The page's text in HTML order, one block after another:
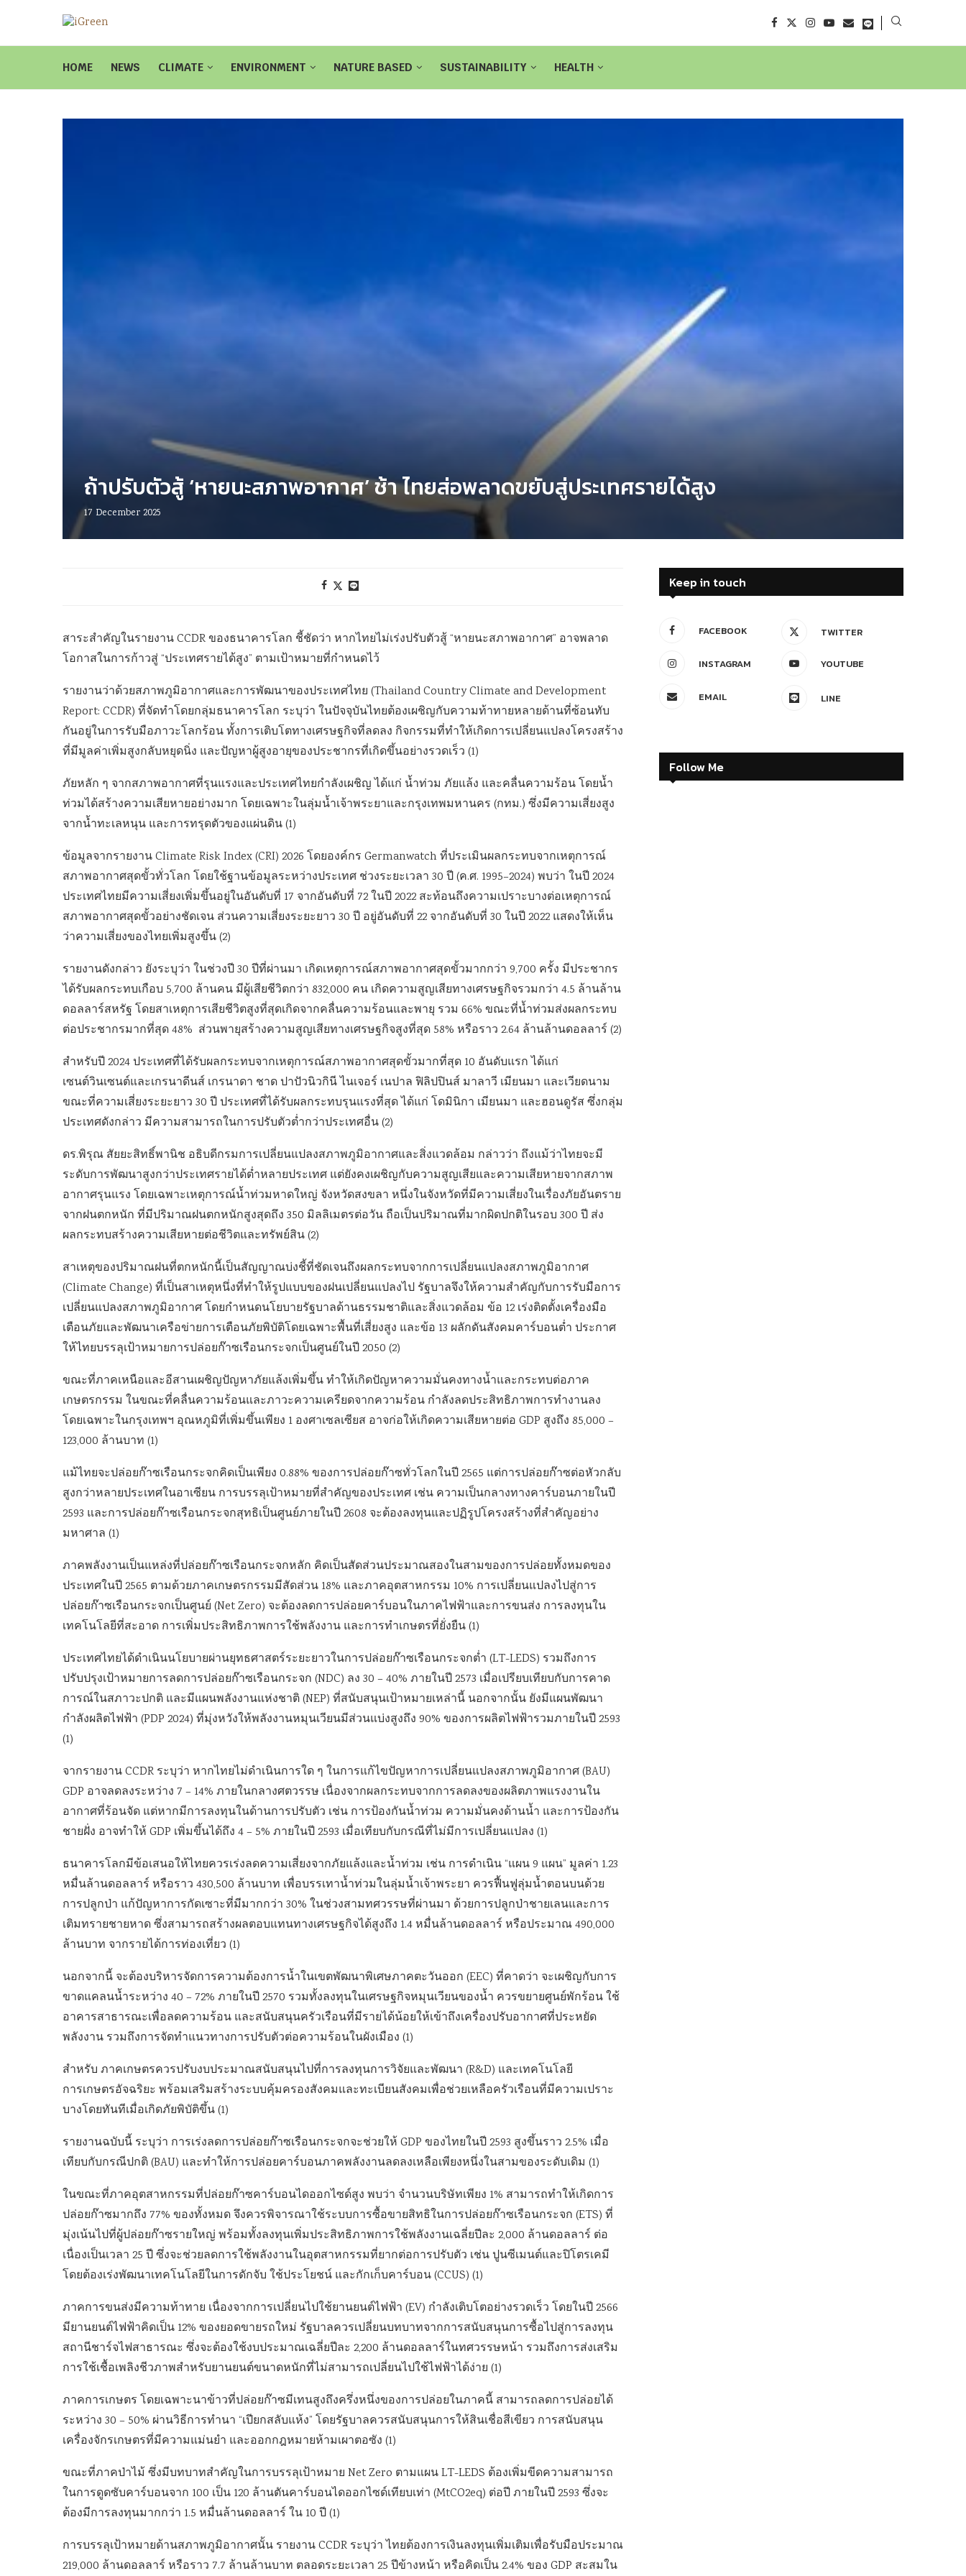
HOME NEWS CLIMATE ENVIRONMENT NATURE BASED SUSTAINABILITY HEALTH
ถ้าปรับตัวสู้ ‘หายนะสภาพอากาศ’ ช้า ไทยส่อพลาดขยับสู่ประเทศรายได้สูง
17 December 2025
สาระสำคัญในรายงาน CCDR ของธนาคารโลก ชี้ชัดว่า หากไทยไม่เร่งปรับตัวสู้ “หายนะสภาพอากาศ” อาจพลาด
โอกาสในการก้าวสู่ “ประเทศรายได้สูง” ตามเป้าหมายที่กำหนดไว้
รายงานว่าด้วยสภาพภูมิอากาศและการพัฒนาของประเทศไทย (Thailand Country Climate and Development
Report: CCDR) ที่จัดทำโดยกลุ่มธนาคารโลก ระบุว่า ในปัจจุบันไทยต้องเผชิญกับความท้าทายหลายด้านที่ซ้อนทับ
กันอยู่ในการรับมือภาวะโลกร้อน ทั้งการเติบโตทางเศรษฐกิจที่ลดลง กิจกรรมที่ทำให้เกิดการเปลี่ยนแปลงโครงสร้าง
ที่มีมูลค่าเพิ่มสูงกลับหยุดนิ่ง และปัญหาผู้สูงอายุของประชากรที่เกิดขึ้นอย่างรวดเร็ว (1)
ภัยหลัก ๆ จากสภาพอากาศที่รุนแรงและประเทศไทยกำลังเผชิญ ได้แก่ น้ำท่วม ภัยแล้ง และคลื่นความร้อน โดยน้ำ
ท่วมได้สร้างความเสียหายอย่างมาก โดยเฉพาะในลุ่มน้ำเจ้าพระยาและกรุงเทพมหานคร (กทม.) ซึ่งมีความเสี่ยงสูง
จากน้ำทะเลหนุน และการทรุดตัวของแผ่นดิน (1)
ข้อมูลจากรายงาน Climate Risk Index (CRI) 2026 โดยองค์กร Germanwatch ที่ประเมินผลกระทบจากเหตุการณ์
สภาพอากาศสุดขั้วทั่วโลก โดยใช้ฐานข้อมูลระหว่างประเทศ ช่วงระยะเวลา 30 ปี (ค.ศ. 1995–2024) พบว่า ในปี 2024
ประเทศไทยมีความเสี่ยงเพิ่มขึ้นอยู่ในอันดับที่ 17 จากอันดับที่ 72 ในปี 2022 สะท้อนถึงความเปราะบางต่อเหตุการณ์
สภาพอากาศสุดขั้วอย่างชัดเจน ส่วนความเสี่ยงระยะยาว 30 ปี อยู่อันดับที่ 22 จากอันดับที่ 30 ในปี 2022 แสดงให้เห็น
ว่าความเสี่ยงของไทยเพิ่มสูงขึ้น (2)
รายงานดังกล่าว ยังระบุว่า ในช่วงปี 30 ปีที่ผ่านมา เกิดเหตุการณ์สภาพอากาศสุดขั้วมากกว่า 9,700 ครั้ง มีประชากร
ได้รับผลกระทบเกือบ 5,700 ล้านคน มีผู้เสียชีวิตกว่า 832,000 คน เกิดความสูญเสียทางเศรษฐกิจรวมกว่า 4.5 ล้านล้าน
ดอลลาร์สหรัฐ โดยสาเหตุการเสียชีวิตสูงที่สุดเกิดจากคลื่นความร้อนและพายุ รวม 66% ขณะที่น้ำท่วมส่งผลกระทบ
ต่อประชากรมากที่สุด 48% ส่วนพายุสร้างความสูญเสียทางเศรษฐกิจสูงที่สุด 58% หรือราว 2.64 ล้านล้านดอลลาร์ (2)
สำหรับปี 2024 ประเทศที่ได้รับผลกระทบจากเหตุการณ์สภาพอากาศสุดขั้วมากที่สุด 10 อันดับแรก ได้แก่
เซนต์วินเซนต์และเกรนาดีนส์ เกรนาดา ชาด ปาปัวนิวกินี ไนเจอร์ เนปาล ฟิลิปปินส์ มาลาวี เมียนมา และเวียดนาม
ขณะที่ความเสี่ยงระยะยาว 30 ปี ประเทศที่ได้รับผลกระทบรุนแรงที่สุด ได้แก่ โดมินิกา เมียนมา และฮอนดูรัส ซึ่งกลุ่ม
ประเทศดังกล่าว มีความสามารถในการปรับตัวต่ำกว่าประเทศอื่น (2)
ดร.พิรุณ สัยยะสิทธิ์พานิช อธิบดีกรมการเปลี่ยนแปลงสภาพภูมิอากาศและสิ่งแวดล้อม กล่าวว่า ถึงแม้ว่าไทยจะมี
ระดับการพัฒนาสูงกว่าประเทศรายได้ต่ำหลายประเทศ แต่ยังคงเผชิญกับความสูญเสียและความเสียหายจากสภาพ
อากาศรุนแรง โดยเฉพาะเหตุการณ์น้ำท่วมหาดใหญ่ จังหวัดสงขลา หนึ่งในจังหวัดที่มีความเสี่ยงในเรื่องภัยอันตราย
จากฝนตกหนัก ที่มีปริมาณฝนตกหนักสูงสุดถึง 350 มิลลิเมตรต่อวัน ถือเป็นปริมาณที่มากผิดปกติในรอบ 300 ปี ส่ง
ผลกระทบสร้างความเสียหายต่อชีวิตและทรัพย์สิน (2)
สาเหตุของปริมาณฝนที่ตกหนักนี้เป็นสัญญาณบ่งชี้ที่ชัดเจนถึงผลกระทบจากการเปลี่ยนแปลงสภาพภูมิอากาศ
(Climate Change) ที่เป็นสาเหตุหนึ่งที่ทำให้รูปแบบของฝนเปลี่ยนแปลงไป รัฐบาลจึงให้ความสำคัญกับการรับมือการ
เปลี่ยนแปลงสภาพภูมิอากาศ โดยกำหนดนโยบายรัฐบาลด้านธรรมชาติและสิ่งแวดล้อม ข้อ 12 เร่งติดตั้งเครื่องมือ
เตือนภัยและพัฒนาเครือข่ายการเตือนภัยพิบัติโดยเฉพาะพื้นที่เสี่ยงสูง และข้อ 13 ผลักดันสังคมคาร์บอนต่ำ ประกาศ
ให้ไทยบรรลุเป้าหมายการปล่อยก๊าซเรือนกระจกเป็นศูนย์ในปี 2050 (2)
ขณะที่ภาคเหนือและอีสานเผชิญปัญหาภัยแล้งเพิ่มขึ้น ทำให้เกิดปัญหาความมั่นคงทางน้ำและกระทบต่อภาค
เกษตรกรรม ในขณะที่คลื่นความร้อนและภาวะความเครียดจากความร้อน กำลังลดประสิทธิภาพการทำงานลง
โดยเฉพาะในกรุงเทพฯ อุณหภูมิที่เพิ่มขึ้นเพียง 1 องศาเซลเซียส อาจก่อให้เกิดความเสียหายต่อ GDP สูงถึง 85,000 –
123,000 ล้านบาท (1)
แม้ไทยจะปล่อยก๊าซเรือนกระจกคิดเป็นเพียง 0.88% ของการปล่อยก๊าซทั่วโลกในปี 2565 แต่การปล่อยก๊าซต่อหัวกลับ
สูงกว่าหลายประเทศในอาเซียน การบรรลุเป้าหมายที่สำคัญของประเทศ เช่น ความเป็นกลางทางคาร์บอนภายในปี
2593 และการปล่อยก๊าซเรือนกระจกสุทธิเป็นศูนย์ภายในปี 2608 จะต้องลงทุนและปฏิรูปโครงสร้างที่สำคัญอย่าง
มหาศาล (1)
ภาคพลังงานเป็นแหล่งที่ปล่อยก๊าซเรือนกระจกหลัก คิดเป็นสัดส่วนประมาณสองในสามของการปล่อยทั้งหมดของ
ประเทศในปี 2565 ตามด้วยภาคเกษตรกรรมมีสัดส่วน 18% และภาคอุตสาหกรรม 10% การเปลี่ยนแปลงไปสู่การ
ปล่อยก๊าซเรือนกระจกเป็นศูนย์ (Net Zero) จะต้องลดการปล่อยคาร์บอนในภาคไฟฟ้าและการขนส่ง การลงทุนใน
เทคโนโลยีที่สะอาด การเพิ่มประสิทธิภาพการใช้พลังงาน และการทำเกษตรที่ยั่งยืน (1)
ประเทศไทยได้ดำเนินนโยบายผ่านยุทธศาสตร์ระยะยาวในการปล่อยก๊าซเรือนกระจกต่ำ (LT-LEDS) รวมถึงการ
ปรับปรุงเป้าหมายการลดการปล่อยก๊าซเรือนกระจก (NDC) ลง 30 – 40% ภายในปี 2573 เมื่อเปรียบเทียบกับการคาด
การณ์ในสภาวะปกติ และมีแผนพลังงานแห่งชาติ (NEP) ที่สนับสนุนเป้าหมายเหล่านี้ นอกจากนั้น ยังมีแผนพัฒนา
กำลังผลิตไฟฟ้า (PDP 2024) ที่มุ่งหวังให้พลังงานหมุนเวียนมีส่วนแบ่งสูงถึง 90% ของการผลิตไฟฟ้ารวมภายในปี 2593
(1)
จากรายงาน CCDR ระบุว่า หากไทยไม่ดำเนินการใด ๆ ในการแก้ไขปัญหาการเปลี่ยนแปลงสภาพภูมิอากาศ (BAU)
GDP อาจลดลงระหว่าง 7 – 14% ภายในกลางศตวรรษ เนื่องจากผลกระทบจากการลดลงของผลิตภาพแรงงานใน
อากาศที่ร้อนจัด แต่หากมีการลงทุนในด้านการปรับตัว เช่น การป้องกันน้ำท่วม ความมั่นคงด้านน้ำ และการป้องกัน
ชายฝั่ง อาจทำให้ GDP เพิ่มขึ้นได้ถึง 4 – 5% ภายในปี 2593 เมื่อเทียบกับกรณีที่ไม่มีการเปลี่ยนแปลง (1)
ธนาคารโลกมีข้อเสนอให้ไทยควรเร่งลดความเสี่ยงจากภัยแล้งและน้ำท่วม เช่น การดำเนิน “แผน 9 แผน” มูลค่า 1.23
หมื่นล้านดอลลาร์ หรือราว 430,500 ล้านบาท เพื่อบรรเทาน้ำท่วมในลุ่มน้ำเจ้าพระยา ควรฟื้นฟูลุ่มน้ำตอนบนด้วย
การปลูกป่า แก้ปัญหาการกัดเซาะที่มีมากกว่า 30% ในช่วงสามทศวรรษที่ผ่านมา ด้วยการปลูกป่าชายเลนและการ
เติมทรายชายหาด ซึ่งสามารถสร้างผลตอบแทนทางเศรษฐกิจได้สูงถึง 1.4 หมื่นล้านดอลลาร์ หรือประมาณ 490,000
ล้านบาท จากรายได้การท่องเที่ยว (1)
นอกจากนี้ จะต้องบริหารจัดการความต้องการน้ำในเขตพัฒนาพิเศษภาคตะวันออก (EEC) ที่คาดว่า จะเผชิญกับการ
ขาดแคลนน้ำระหว่าง 40 – 72% ภายในปี 2570 รวมทั้งลงทุนในเศรษฐกิจหมุนเวียนของน้ำ ควรขยายศูนย์พักร้อน ใช้
อาคารสาธารณะเพื่อลดความร้อน และสนับสนุนครัวเรือนที่มีรายได้น้อยให้เข้าถึงเครื่องปรับอากาศที่ประหยัด
พลังงาน รวมถึงการจัดทำแนวทางการปรับตัวต่อความร้อนในผังเมือง (1)
สำหรับ ภาคเกษตรควรปรับงบประมาณสนับสนุนไปที่การลงทุนการวิจัยและพัฒนา (R&D) และเทคโนโลยี
การเกษตรอัจฉริยะ พร้อมเสริมสร้างระบบคุ้มครองสังคมและทะเบียนสังคมเพื่อช่วยเหลือครัวเรือนที่มีความเปราะ
บางโดยทันทีเมื่อเกิดภัยพิบัติขึ้น (1)
รายงานฉบับนี้ ระบุว่า การเร่งลดการปล่อยก๊าซเรือนกระจกจะช่วยให้ GDP ของไทยในปี 2593 สูงขึ้นราว 2.5% เมื่อ
เทียบกับกรณีปกติ (BAU) และทำให้การปล่อยคาร์บอนภาคพลังงานลดลงเหลือเพียงหนึ่งในสามของระดับเดิม (1)
ในขณะที่ภาคอุตสาหกรรมที่ปล่อยก๊าซคาร์บอนไดออกไซด์สูง พบว่า จำนวนบริษัทเพียง 1% สามารถทำให้เกิดการ
ปล่อยก๊าซมากถึง 77% ของทั้งหมด จึงควรพิจารณาใช้ระบบการซื้อขายสิทธิในการปล่อยก๊าซเรือนกระจก (ETS) ที่
มุ่งเน้นไปที่ผู้ปล่อยก๊าซรายใหญ่ พร้อมทั้งลงทุนเพิ่มประสิทธิภาพการใช้พลังงานเฉลี่ยปีละ 2,000 ล้านดอลลาร์ ต่อ
เนื่องเป็นเวลา 25 ปี ซึ่งจะช่วยลดการใช้พลังงานในอุตสาหกรรมที่ยากต่อการปรับตัว เช่น ปูนซีเมนต์และปิโตรเคมี
โดยต้องเร่งพัฒนาเทคโนโลยีในการดักจับ ใช้ประโยชน์ และกักเก็บคาร์บอน (CCUS) (1)
ภาคการขนส่งมีความท้าทาย เนื่องจากการเปลี่ยนไปใช้ยานยนต์ไฟฟ้า (EV) กำลังเติบโตอย่างรวดเร็ว โดยในปี 2566
มียานยนต์ไฟฟ้าคิดเป็น 12% ของยอดขายรถใหม่ รัฐบาลควรเปลี่ยนบทบาทจากการสนับสนุนการซื้อไปสู่การลงทุน
สถานีชาร์จไฟสาธารณะ ซึ่งจะต้องใช้งบประมาณเฉลี่ยปีละ 2,200 ล้านดอลลาร์ในทศวรรษหน้า รวมถึงการส่งเสริม
การใช้เชื้อเพลิงชีวภาพสำหรับยานยนต์ขนาดหนักที่ไม่สามารถเปลี่ยนไปใช้ไฟฟ้าได้ง่าย (1)
ภาคการเกษตร โดยเฉพาะนาข้าวที่ปล่อยก๊าซมีเทนสูงถึงครึ่งหนึ่งของการปล่อยในภาคนี้ สามารถลดการปล่อยได้
ระหว่าง 30 – 50% ผ่านวิธีการทำนา “เปียกสลับแห้ง” โดยรัฐบาลควรสนับสนุนการให้สินเชื่อสีเขียว การสนับสนุน
เครื่องจักรเกษตรที่มีความแม่นยำ และออกกฎหมายห้ามเผาตอซัง (1)
ขณะที่ภาคป่าไม้ ซึ่งมีบทบาทสำคัญในการบรรลุเป้าหมาย Net Zero ตามแผน LT-LEDS ต้องเพิ่มขีดความสามารถ
ในการดูดซับคาร์บอนจาก 100 เป็น 120 ล้านตันคาร์บอนไดออกไซด์เทียบเท่า (MtCO2eq) ต่อปี ภายในปี 2593 ซึ่งจะ
ต้องมีการลงทุนมากกว่า 1.5 หมื่นล้านดอลลาร์ ใน 10 ปี (1)
การบรรลุเป้าหมายด้านสภาพภูมิอากาศนั้น รายงาน CCDR ระบุว่า ไทยต้องการเงินลงทุนเพิ่มเติมเพื่อรับมือประมาณ
219,000 ล้านดอลลาร์ หรือราว 7.7 ล้านล้านบาท ตลอดระยะเวลา 25 ปีข้างหน้า หรือคิดเป็น 2.4% ของ GDP สะสมใน
Keep in touch
FACEBOOK TWITTER
INSTAGRAM YOUTUBE
EMAIL LINE
Follow Me